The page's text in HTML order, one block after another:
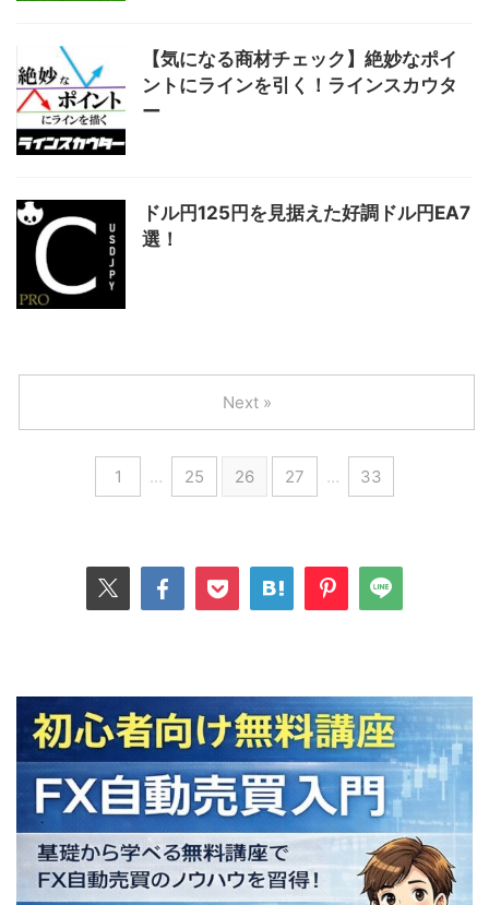
【気になる商材チェック】絶妙なポイ
ントにラインを引く！ラインスカウタ
ー
ドル円125円を見据えた好調ドル円EA7
選！
1 … 25 26 27 … 33
Next »